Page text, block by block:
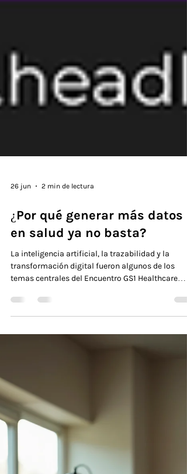
2 min de lectura
¿Por qué generar más datos
temas centrales del Encuentro GS1 Healthcare
2026: Salud en Código. Sin embargo, más allá de
transformación del sistema sanitario ya no
depende únicamente de incorporar nuevas
tecnologías, sino de la capacidad de conectar
información, instituciones y personas. "Nunca
habíamos generado tantos dato